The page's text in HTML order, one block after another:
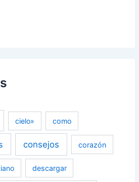
cielo» como
consejos corazón
descargar